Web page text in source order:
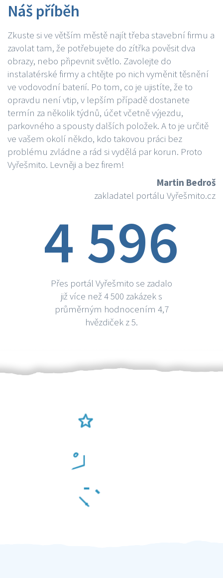
Náš příběh
Zkuste si ve větším městě najít třeba stavební firmu a
zavolat tam, že potřebujete do zítřka pověsit dva
obrazy, nebo připevnit světlo. Zavolejte do
instalatérské firmy a chtějte po nich vyměnit těsnění
ve vodovodní baterií. Po tom, co je ujistíte, že to
opravdu není vtip, v lepším případě dostanete
termín za několik týdnů, účet včetně výjezdu,
parkovného a spousty dalších položek. A to je určitě
ve vašem okolí někdo, kdo takovou práci bez
problému zvládne a rád si vydělá par korun. Proto
Vyřešmito. Levněji a bez firem!
Martin Bedroš
zakladatel portálu Vyřešmito.cz
4 596
Přes portál Vyřešmito se zadalo
již více než 4 500 zakázek s
průměrným hodnocením 4,7
hvězdiček z 5.